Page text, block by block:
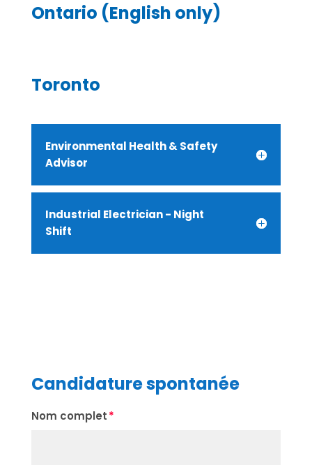
Ontario (English only)
Toronto
Environmental Health & Safety
Advisor
Industrial Electrician - Night
Shift
Candidature spontanée
Nom complet